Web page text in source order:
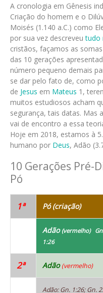
A cronologia em Gênesis
Criação do homem e o
Moisés (1.140 a.C.) como
por sua vez descreveutudo
cristãos, façamos as
das 10 gerações
número pequeno demais
se dar pelo fato de, como
de Jesus em Mateus 1,
muitos estudiosos acham
segurança, tais datas. Mas
vai de encontro a essa
Hoje em 2018, estamos à
humano por Deus, Adão
10 Gerações Pré-
Pó
1ª Pó (criação)
Adão (vermelho)
1:26
2ª Adão (vermelho)
Adão: Gn. 1:26; Gn.